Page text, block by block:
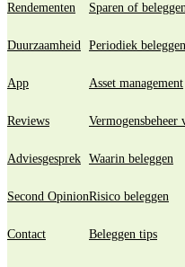
Rendementen
Duurzaamheid
App
Reviews
Adviesgesprek
Second Opinion
Contact
Sparen of
Periodiek beleggen
Asset management
Vermogensbeheer
Waarin beleggen
Risico beleggen
Beleggen tips